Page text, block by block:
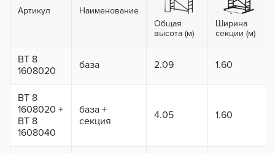
Артикул
Наименование
Общая
высота (м)
Ширина
секции (м)
ВТ 8
1608020
база 2.09 1.60
ВТ 8
1608020 +
ВТ 8
1608040
база +
секция
4.05 1.60